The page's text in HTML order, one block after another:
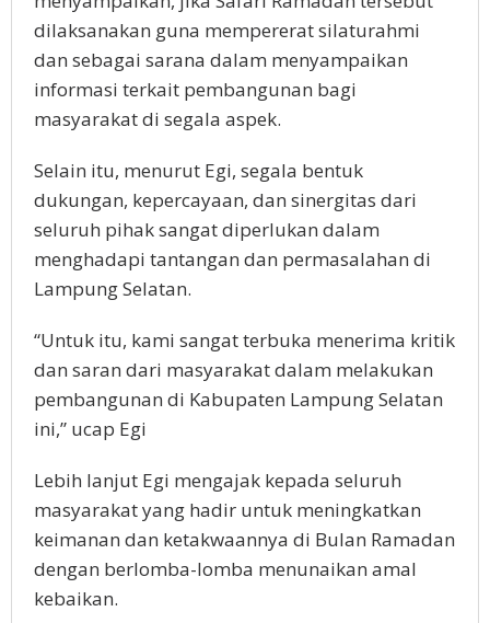
dilaksanakan guna mempererat silaturahmi
dan sebagai sarana dalam menyampaikan
informasi terkait pembangunan bagi
masyarakat di segala aspek.
Selain itu, menurut Egi, segala bentuk
dukungan, kepercayaan, dan sinergitas dari
seluruh pihak sangat diperlukan dalam
menghadapi tantangan dan permasalahan di
Lampung Selatan.
“Untuk itu, kami sangat terbuka menerima kritik
dan saran dari masyarakat dalam melakukan
pembangunan di Kabupaten Lampung Selatan
ini,” ucap Egi
Lebih lanjut Egi mengajak kepada seluruh
masyarakat yang hadir untuk meningkatkan
keimanan dan ketakwaannya di Bulan Ramadan
dengan berlomba-lomba menunaikan amal
kebaikan.